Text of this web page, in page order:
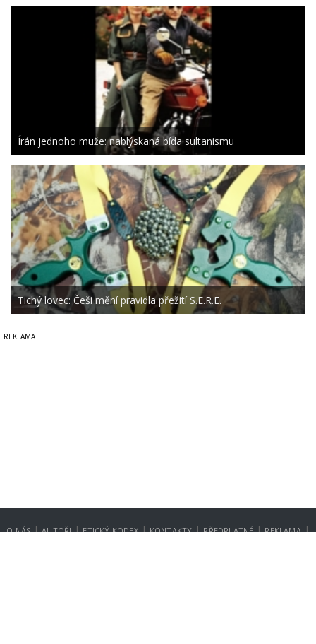
Írán jednoho muže: nablýskaná bída sultanismu
Tichý lovec: Češi mění pravidla přežití S.E.R.E.
O NÁS | AUTOŘI | ETICKÝ KODEX | KONTAKTY | PŘEDPLATNÉ | REKLAMA |